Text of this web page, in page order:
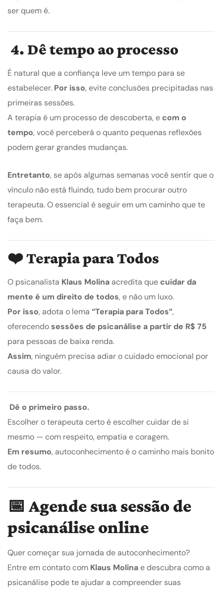
ser quem é.
4. Dê tempo ao processo
É natural que a confiança leve um tempo para se
estabelecer. Por isso, evite conclusões precipitadas nas
primeiras sessões.
A terapia é um processo de descoberta, e com o
tempo, você perceberá o quanto pequenas reflexões
podem gerar grandes mudanças.
Entretanto, se após algumas semanas você sentir que o
vínculo não está fluindo, tudo bem procurar outro
terapeuta. O essencial é seguir em um caminho que te
faça bem.
❤️Terapia para Todos
O psicanalista Klaus Molina acredita que cuidar da
mente é um direito de todos, e não um luxo.
Por isso, adota o lema “Terapia para Todos”,
oferecendosessões de psicanálise a partir de R$ 75
para pessoas de baixa renda.
Assim, ninguém precisa adiar o cuidado emocional por
causa do valor.
Dê o primeiro passo.
Escolher o terapeuta certo é escolher cuidar de si
mesmo — com respeito, empatia e coragem.
Em resumo, autoconhecimento é o caminho mais bonito
de todos.
📅 Agende sua sessão de
psicanálise online
Quer começar sua jornada de autoconhecimento?
Entre em contato com Klaus Molinae descubra como a
psicanálise pode te ajudar a compreender suas